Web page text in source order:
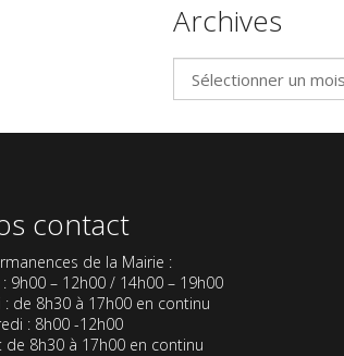
Archives
Archives
contact
de la Mairie :
9h00 – 12h00 / 14h00 – 19h00
: de 8h30 à 17h00 en continu
: 8h00 -12h00
de 8h30 à 17h00 en continu